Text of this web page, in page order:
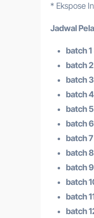
* Ekspose
Jadwal
batch
batch 2
batch
batch
batch
batch 6
batch
batch
batch
batch
batch
batch